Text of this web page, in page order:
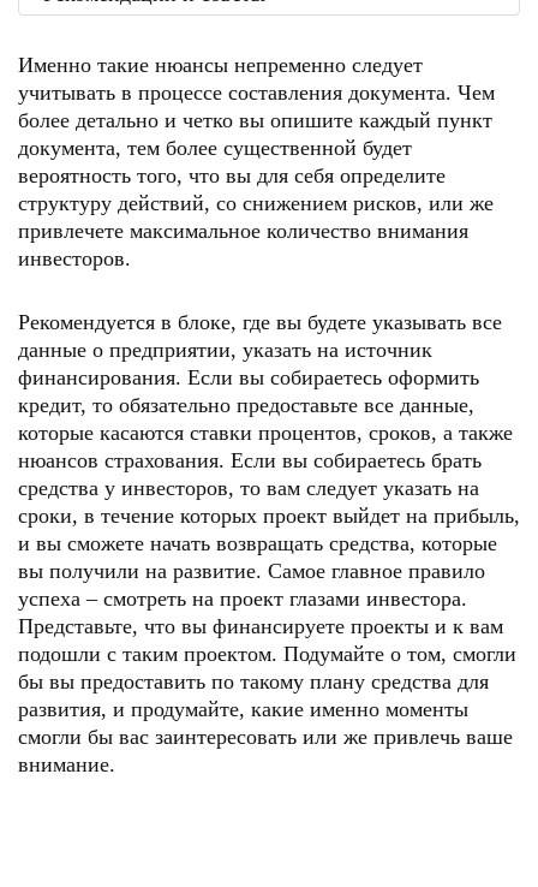
Именно такие нюансы непременно следует
учитывать в процессе составления документа. Чем
более детально и четко вы опишите каждый пункт
документа, тем более существенной будет
вероятность того, что вы для себя определите
структуру действий, со снижением рисков, или же
привлечете максимальное количество внимания
инвесторов.
Рекомендуется в блоке, где вы будете указывать все
данные о предприятии, указать на источник
финансирования. Если вы собираетесь оформить
кредит, то обязательно предоставьте все данные,
которые касаются ставки процентов, сроков, а также
нюансов страхования. Если вы собираетесь брать
средства у инвесторов, то вам следует указать на
сроки, в течение которых проект выйдет на прибыль,
и вы сможете начать возвращать средства, которые
вы получили на развитие. Самое главное правило
успеха – смотреть на проект глазами инвестора.
Представьте, что вы финансируете проекты и к вам
подошли с таким проектом. Подумайте о том, смогли
бы вы предоставить по такому плану средства для
развития, и продумайте, какие именно моменты
смогли бы вас заинтересовать или же привлечь ваше
внимание.